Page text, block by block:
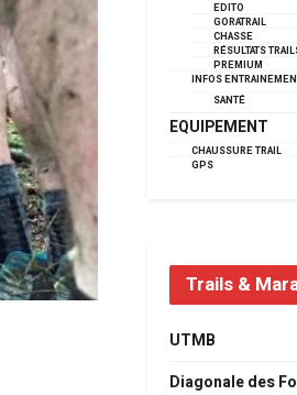
EDITO
GORATRAIL
CHASSE
RÉSULTATS
PREMIUM
INFOS
SANTÉ
EQUIPEMENT
CHAUSSURE TRAIL
GPS
Trails &
UTMB
Diagonale des